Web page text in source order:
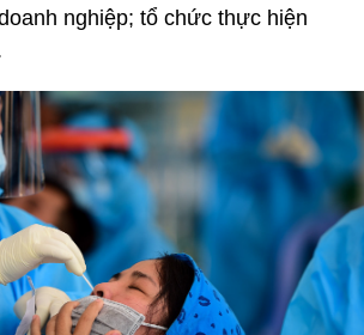
nghiệp; tổ chức thực hiện